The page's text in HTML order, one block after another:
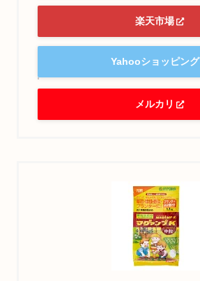
楽天市場
Yahooショッピング
メルカリ